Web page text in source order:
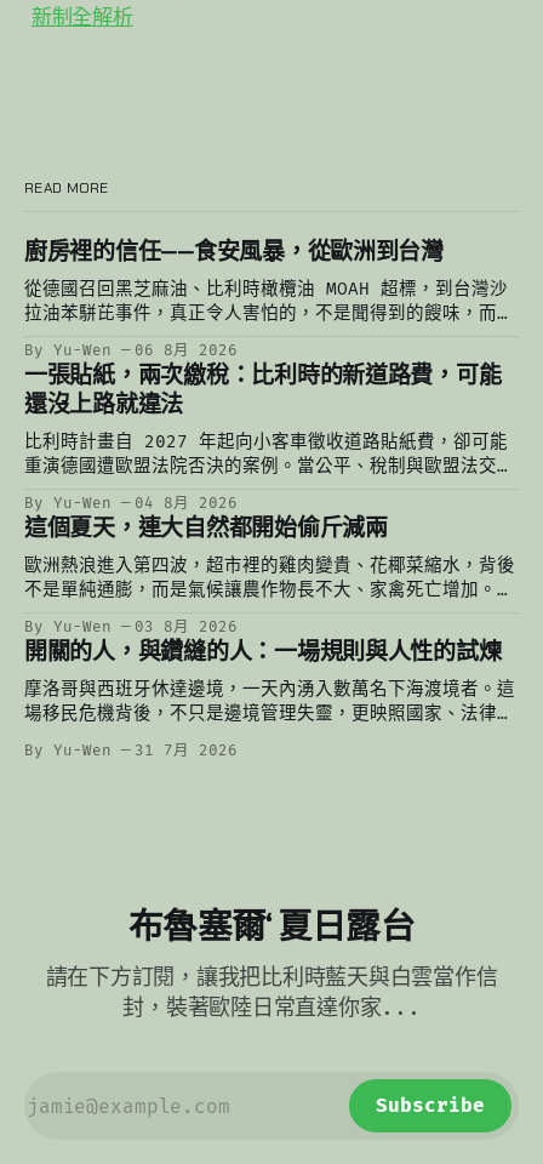
新制全解析
READ MORE
廚房裡的信任——食安風暴，從歐洲到台灣
從德國召回黑芝麻油、比利時橄欖油 MOAH 超標，到台灣沙
拉油苯駢芘事件，真正令人害怕的，不是聞得到的餿味，而是
始終是一份對制度的信任。
By Yu-Wen 06 8月 2026
一張貼紙，兩次繳稅：比利時的新道路費，可能
還沒上路就違法
比利時計畫自 2027 年起向小客車徵收道路貼紙費，卻可能
重演德國遭歐盟法院否決的案例。當公平、稅制與歐盟法交
論。
By Yu-Wen 04 8月 2026
這個夏天，連大自然都開始偷斤減兩
歐洲熱浪進入第四波，超市裡的雞肉變貴、花椰菜縮水，背後
不是單純通膨，而是氣候讓農作物長不大、家禽死亡增加。從
何悄悄改變我們的餐桌。
By Yu-Wen 03 8月 2026
開關的人，與鑽縫的人：一場規則與人性的試煉
摩洛哥與西班牙休達邊境，一天內湧入數萬名下海渡境者。這
場移民危機背後，不只是邊境管理失靈，更映照國家、法律與
終夾在兩者之間。
By Yu-Wen 31 7月 2026
布魯塞爾‘ 夏日露台
請在下方訂閱，讓我把比利時藍天與白雲當作信
封，裝著歐陸日常直達你家...
Subscribe